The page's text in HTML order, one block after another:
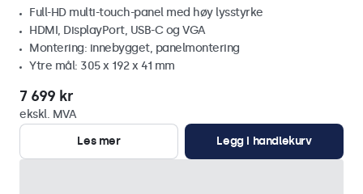
Full-HD multi-touch-panel med høy lysstyrke
HDMI, DisplayPort, USB-C og VGA
Montering: innebygget, panelmontering
Ytre mål: 305 x 192 x 41 mm
7 699 kr
ekskl. MVA
Les mer
Legg i handlekurv